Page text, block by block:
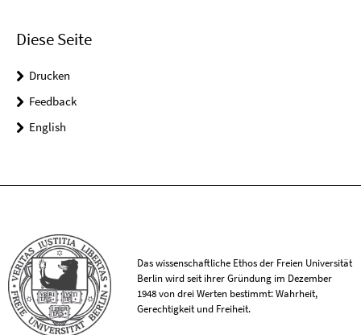
Diese Seite
Drucken
Feedback
English
Das wissenschaftliche Ethos der Freien Universität
Berlin wird seit ihrer Gründung im Dezember
1948 von drei Werten bestimmt: Wahrheit,
Gerechtigkeit und Freiheit.